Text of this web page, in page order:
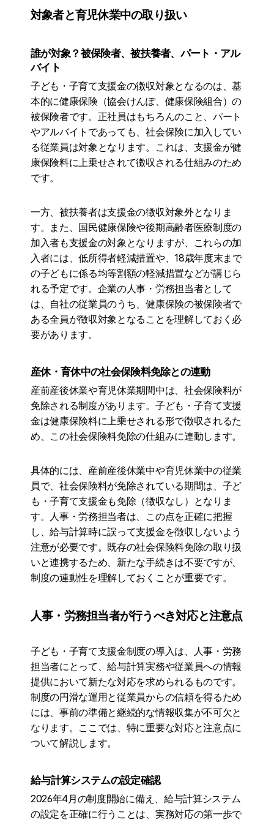
対象者と育児休業中の取り扱い
誰が対象？被保険者、被扶養者、パート・アル
バイト
子ども・子育て支援金の徴収対象となるのは、基
本的に健康保険（協会けんぽ、健康保険組合）の
被保険者です。正社員はもちろんのこと、パート
やアルバイトであっても、社会保険に加入してい
る従業員は対象となります。これは、支援金が健
康保険料に上乗せされて徴収される仕組みのため
です。
一方、被扶養者は支援金の徴収対象外となりま
す。また、国民健康保険や後期高齢者医療制度の
加入者も支援金の対象となりますが、これらの加
入者には、低所得者軽減措置や、18歳年度末まで
の子どもに係る均等割額の軽減措置などが講じら
れる予定です。企業の人事・労務担当者として
は、自社の従業員のうち、健康保険の被保険者で
ある全員が徴収対象となることを理解しておく必
要があります。
産休・育休中の社会保険料免除との連動
産前産後休業や育児休業期間中は、社会保険料が
免除される制度があります。子ども・子育て支援
金は健康保険料に上乗せされる形で徴収されるた
め、この社会保険料免除の仕組みに連動します。
具体的には、産前産後休業中や育児休業中の従業
員で、社会保険料が免除されている期間は、子ど
も・子育て支援金も免除（徴収なし）となりま
す。人事・労務担当者は、この点を正確に把握
し、給与計算時に誤って支援金を徴収しないよう
注意が必要です。既存の社会保険料免除の取り扱
いと連携するため、新たな手続きは不要ですが、
制度の連動性を理解しておくことが重要です。
人事・労務担当者が行うべき対応と注意点
子ども・子育て支援金制度の導入は、人事・労務
担当者にとって、給与計算実務や従業員への情報
提供において新たな対応を求められるものです。
制度の円滑な運用と従業員からの信頼を得るため
には、事前の準備と継続的な情報収集が不可欠と
なります。ここでは、特に重要な対応と注意点に
ついて解説します。
給与計算システムの設定確認
2026年4月の制度開始に備え、給与計算システム
の設定を正確に行うことは、実務対応の第一歩で